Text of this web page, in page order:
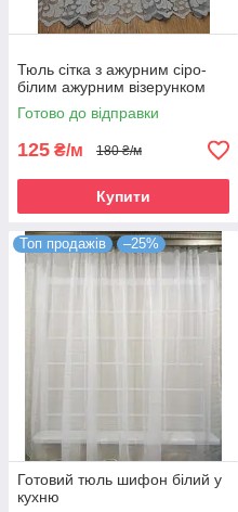
Тюль сітка з ажурним сіро-
білим ажурним візерунком
Готово до відправки
125 ₴/м 180 ₴/м
Купити
Топ продажів –25%
Готовий тюль шифон білий у
кухню